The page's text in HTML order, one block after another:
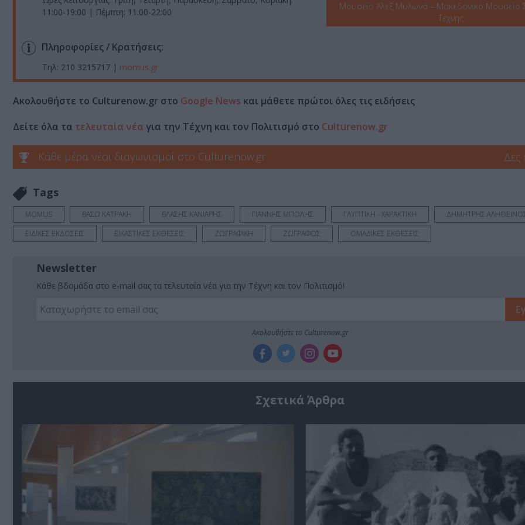
11:00-19:00 | Πέμπτη: 11:00-22:00
Μουσείο Άλεξ Μυλωνά – Μακεδονικό Μουσείο
Τέχνης
Πληροφορίες / Κρατήσεις:
Τηλ: 210 3215717 | momus.gr
Ακολουθήστε το Culturenow.gr στο Google News και μάθετε πρώτοι όλες τις ειδήσεις
Δείτε όλα τα τελευταία νέα για την Τέχνη και τον Πολιτισμό στο Culturenow.gr
Κάθε μέρα νέοι διαγωνισμοί στο Culturenow.gr Δες
Tags
MOMUS ΒΑΣΩ ΚΑΤΡΑΚΗ ΒΛΑΣΗΣ ΚΑΝΙΑΡΗΣ ΓΙΑΝΝΗΣ ΜΠΟΛΗΣ ΓΛΥΠΤΙΚΗ - ΧΑΡΑΚΤΙΚΗ
ΔΗΜΗΤΡΗΣ
ΕΙΔΙΚΕΣ ΕΚΔΟΣΕΙΣ
ΕΙΚΑΣΤΙΚΕΣ ΕΚΘΕΣΕΙΣ ΖΩΓΡΑΦΙΚΗ ΖΩΓΡΑΦΟΣ ΟΜΑΔΙΚΕΣ ΕΚΘΕΣΕΙΣ
Newsletter
Κάθε βδομάδα στο e-mail σας τα τελευταία νέα για την Τέχνη και τον Πολιτισμό!
Ακολουθήστε το Culturenow.gr
Σχετικά Άρθρα